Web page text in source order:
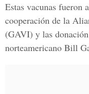
Estas vacunas fueron
cooperación de la
(GAVI) y las
norteamericano Bill